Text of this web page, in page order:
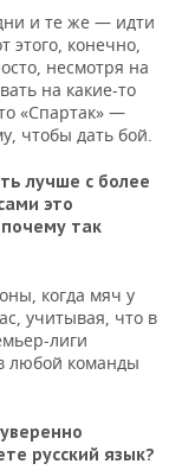
и те же — идти
этого, конечно,
несмотря на
на какие-то
«Спартак» —
чтобы дать бой.
лучше с более
это
так
когда мяч у
учитывая, что в
лиги
любой команды
русский язык?